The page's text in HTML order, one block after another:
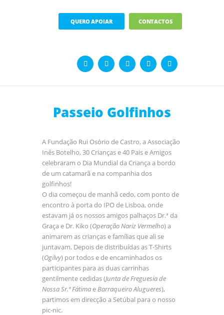
QUERO APOIAR CONTACTOS
Passeio Golfinhos
A Fundação Rui Osório de Castro, a Associação
Inês Botelho, 30 Crianças e 40 Pais e Amigos
celebraram o Dia Mundial da Criança a bordo
de um catamarã e na companhia dos
golfinhos!
O dia começou de manhã cedo, com ponto de
encontro à porta do IPO de Lisboa, onde
estavam já os nossos amigos palhaços Dr.ª da
Graça e Dr. Kiko (Operação Nariz Vermelho) a
animarem as crianças e famílias que ali se
juntavam. Depois de distribuídas as T-Shirts
(Ogilvy) por todos e de encaminhados os
participantes para as duas carrinhas
gentilmente cedidas (Junta de Freguesia de
Nossa Sr.ª FátimaeBarraqueiro Alugueres),
partimos em direcção a Setúbal para o nosso
pic-nic.